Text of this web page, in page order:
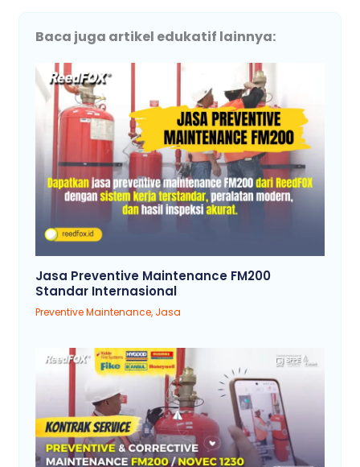
Baca juga artikel edukatif lainnya:
Jasa Preventive Maintenance FM200
Standar Internasional
Preventive Maintenance, Jasa